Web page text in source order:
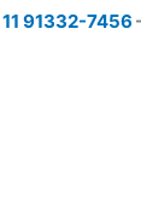
11 91332-7456